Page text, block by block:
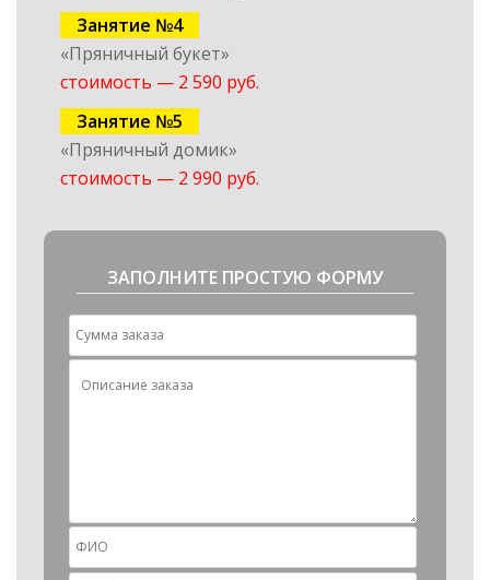
Занятие №4
«Пряничный букет»
стоимость — 2 590 руб.
Занятие №5
«Пряничный домик»
стоимость — 2 990 руб.
ЗАПОЛНИТЕ ПРОСТУЮ ФОРМУ